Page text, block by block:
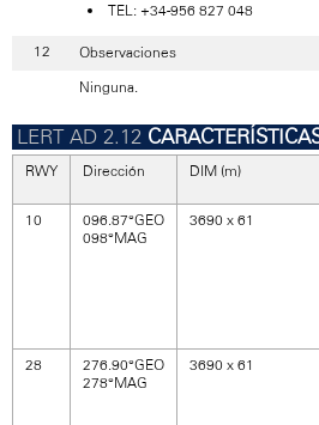
TEL: +34-956 827 048
Observaciones
Ninguna.
RWY Dirección DIM (m)
10
096.87°GEO
098°MAG
3690 x 61
28
276.90°GEO
278°MAG
3690 x 61